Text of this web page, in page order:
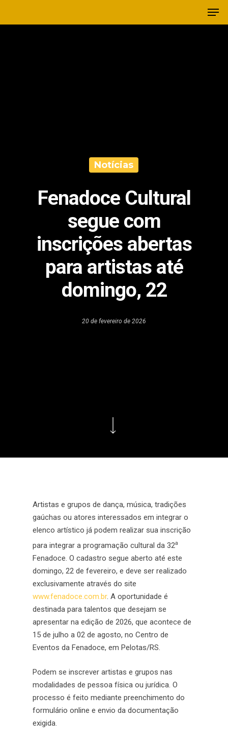
Notícias
Fenadoce Cultural
segue com
inscrições abertas
para artistas até
domingo, 22
20 de fevereiro de 2026
Artistas e grupos de dança, música, tradições
gaúchas ou atores interessados em integrar o
elenco artístico já podem realizar sua inscrição
para integrar a programação cultural da 32a
Fenadoce. O cadastro segue aberto até este
domingo, 22 de fevereiro, e deve ser realizado
exclusivamente através do site
www.fenadoce.com.br. A oportunidade é
destinada para talentos que desejam se
apresentar na edição de 2026, que acontece de
15 de julho a 02 de agosto, no Centro de
Eventos da Fenadoce, em Pelotas/RS.
Podem se inscrever artistas e grupos nas
modalidades de pessoa física ou jurídica. O
processo é feito mediante preenchimento do
formulário online e envio da documentação
exigida.